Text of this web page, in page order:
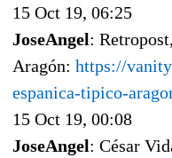
15 Oct 19, 06:25
JoseAngel:
Aragón: https://
espanica-tipico-
15 Oct 19, 00:08
JoseAngel: César